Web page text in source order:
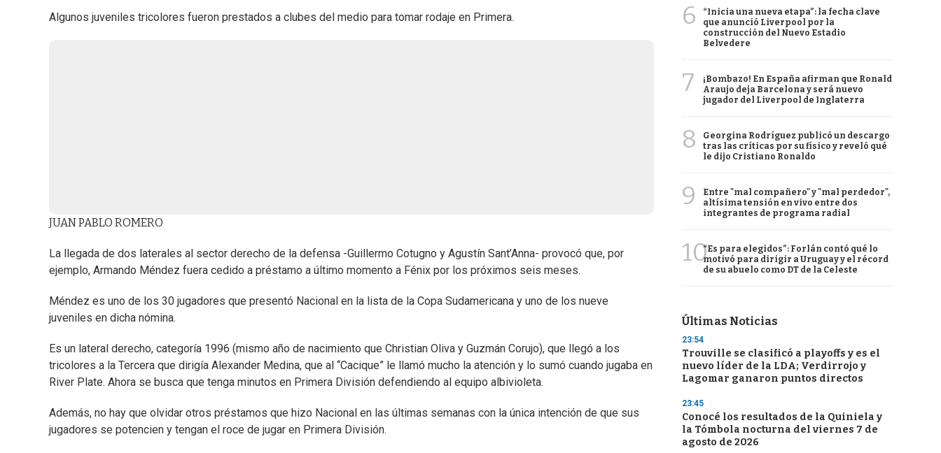
Algunos juveniles tricolores fueron prestados a clubes del medio para tomar rodaje en Primera.
JUAN PABLO ROMERO
La llegada de dos laterales al sector derecho de la defensa -Guillermo Cotugno y Agustín Sant’Anna- provocó que, por
ejemplo, Armando Méndez fuera cedido a préstamo a último momento a Fénix por los próximos seis meses.
Méndez es uno de los 30 jugadores que presentó Nacional en la lista de la Copa Sudamericana y uno de los nueve
juveniles en dicha nómina.
Es un lateral derecho, categoría 1996 (mismo año de nacimiento que Christian Oliva y Guzmán Corujo), que llegó a los
tricolores a la Tercera que dirigía Alexander Medina, que al “Cacique” le llamó mucho la atención y lo sumó cuando jugaba en
River Plate. Ahora se busca que tenga minutos en Primera División defendiendo al equipo albivioleta.
Además, no hay que olvidar otros préstamos que hizo Nacional en las últimas semanas con la única intención de que sus
jugadores se potencien y tengan el roce de jugar en Primera División.
6
“Inicia una nueva etapa”: la fecha clave
que anunció Liverpool por la
construcción del Nuevo Estadio
Belvedere
7
¡Bombazo! En España afirman que Ronald
Araujo deja Barcelona y será nuevo
jugador del Liverpool de Inglaterra
8
Georgina Rodríguez publicó un descargo
tras las críticas por su físico y reveló qué
le dijo Cristiano Ronaldo
9
Entre "mal compañero" y "mal perdedor",
altísima tensión en vivo entre dos
integrantes de programa radial
10“Es para elegidos”: Forlán contó qué lo
motivó para dirigir a Uruguay y el récord
de su abuelo como DT de la Celeste
Últimas Noticias
23:54
Trouville se clasificó a playoffs y es el
nuevo líder de la LDA; Verdirrojo y
Lagomar ganaron puntos directos
23:45
Conocé los resultados de la Quiniela y
la Tómbola nocturna del viernes 7 de
agosto de 2026